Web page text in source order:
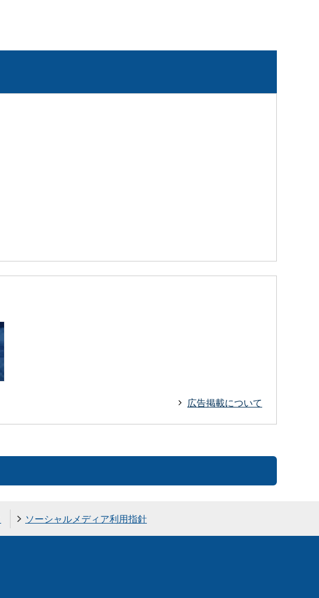
広告掲載について
ソーシャルメディア利用指針